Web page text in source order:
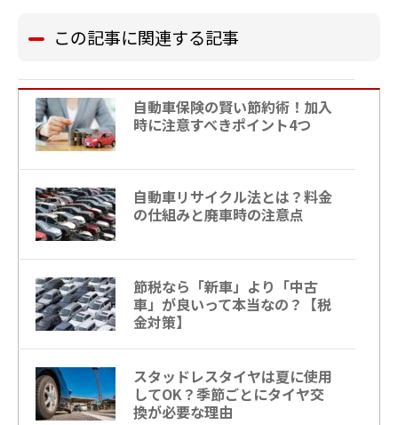
この記事に関連する記事
自動車保険の賢い節約術！加入
時に注意すべきポイント4つ
自動車リサイクル法とは？料金
の仕組みと廃車時の注意点
節税なら「新車」より「中古
車」が良いって本当なの？【税
金対策】
スタッドレスタイヤは夏に使用
してOK？季節ごとにタイヤ交
換が必要な理由